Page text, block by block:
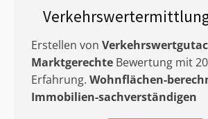
Erstellen von
Marktgerechte Bewertung mit
Erfahrung. Wohnflächen-
Immobilien-sachverständigen